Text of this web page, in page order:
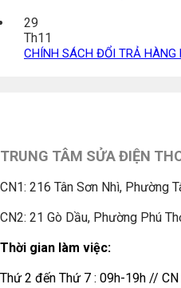
29
Th11
CHÍNH SÁCH ĐỔI TRẢ HÀNG
TRUNG TÂM SỬA ĐIỆN
CN1: 216 Tân Sơn Nhì, Phường
CN2: 21 Gò Dầu, Phường Phú
Thời gian làm việc:
Thứ 2 đến Thứ 7 : 09h-19h //